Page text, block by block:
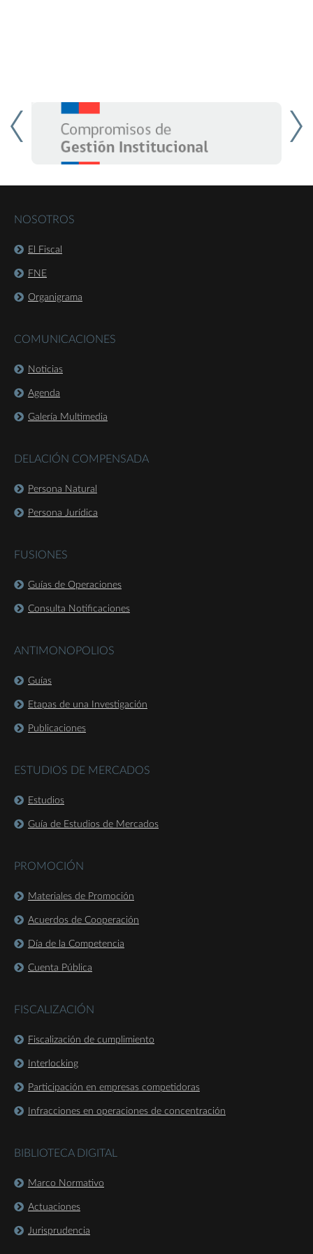
NOSOTROS
El Fiscal
FNE
Organigrama
COMUNICACIONES
Noticias
Agenda
Galería Multimedia
DELACIÓN COMPENSADA
Persona Natural
Persona Jurídica
FUSIONES
Guías de Operaciones
Consulta Notificaciones
ANTIMONOPOLIOS
Guías
Etapas de una Investigación
Publicaciones
ESTUDIOS DE MERCADOS
Estudios
Guía de Estudios de Mercados
PROMOCIÓN
Materiales de Promoción
Acuerdos de Cooperación
Día de la Competencia
Cuenta Pública
FISCALIZACIÓN
Fiscalización de cumplimiento
Interlocking
Participación en empresas competidoras
Infracciones en operaciones de concentración
BIBLIOTECA DIGITAL
Marco Normativo
Actuaciones
Jurisprudencia